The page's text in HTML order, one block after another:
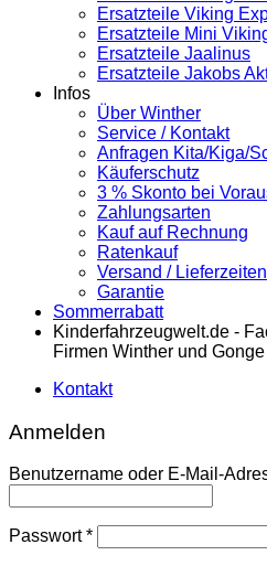
Ersatzteile Viking
Ersatzteile Mini
Ersatzteile Jaalinus
Ersatzteile Jakobs
Infos
Über Winther
Service / Kontakt
Anfragen Kita/Kiga/
Käuferschutz
3 % Skonto bei
Zahlungsarten
Kauf auf Rechnung
Ratenkauf
Versand / Lieferzeiten
Garantie
Sommerrabatt
Kinderfahrzeugwelt.de -
Firmen Winther und Gonge
Kontakt
Anmelden
Benutzername oder E-Mail-
Passwort*Erforderlich